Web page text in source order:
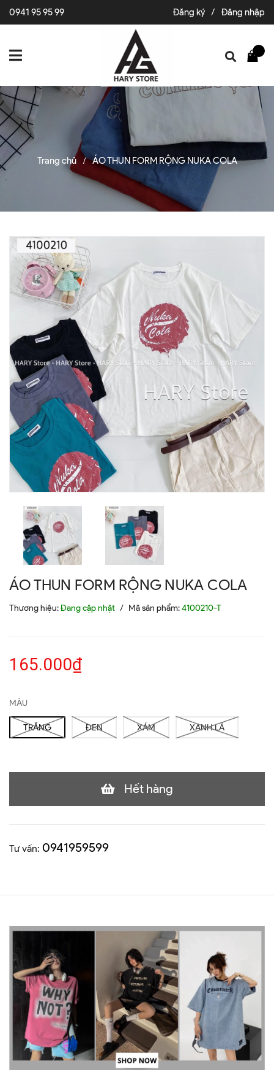
0941 95 95 99 Đăng ký / Đăng nhập
Trang chủ / ÁO THUN FORM RỘNG NUKA COLA
ÁO THUN FORM RỘNG NUKA COLA
Thương hiệu:Đang cập nhật / Mã sản phẩm:4100210-T
165.000₫
MÀU
TRẮNG ĐEN XÁM XANH LÁ
Hết hàng
Tư vấn: 0941959599